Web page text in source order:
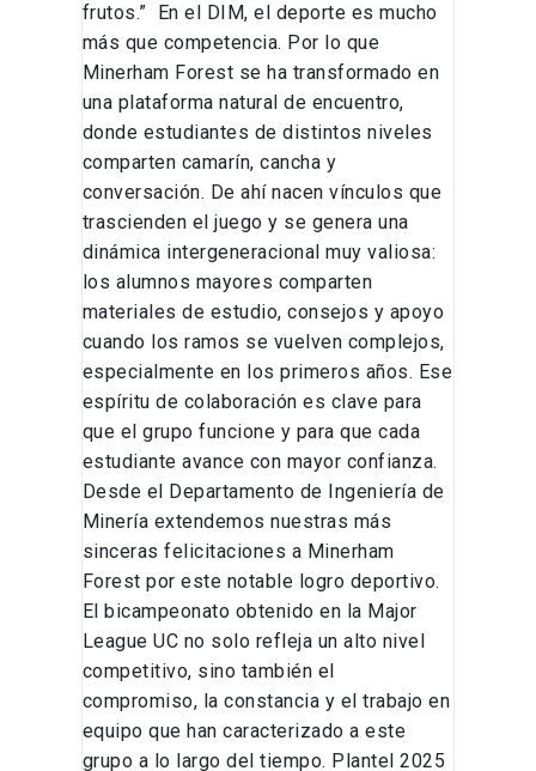
frutos.” En el DIM, el deporte es mucho
más que competencia. Por lo que
Minerham Forest se ha transformado en
una plataforma natural de encuentro,
donde estudiantes de distintos niveles
comparten camarín, cancha y
conversación. De ahí nacen vínculos que
trascienden el juego y se genera una
dinámica intergeneracional muy valiosa:
los alumnos mayores comparten
materiales de estudio, consejos y apoyo
cuando los ramos se vuelven complejos,
especialmente en los primeros años. Ese
espíritu de colaboración es clave para
que el grupo funcione y para que cada
estudiante avance con mayor confianza.
Desde el Departamento de Ingeniería de
Minería extendemos nuestras más
sinceras felicitaciones a Minerham
Forest por este notable logro deportivo.
El bicampeonato obtenido en la Major
League UC no solo refleja un alto nivel
competitivo, sino también el
compromiso, la constancia y el trabajo en
equipo que han caracterizado a este
grupo a lo largo del tiempo. Plantel 2025